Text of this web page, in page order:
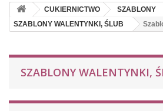
CUKIERNICTWO
SZABLONY
SZABLONY WALENTYNKI, ŚLUB
SZABLONY WALENTYNKI,